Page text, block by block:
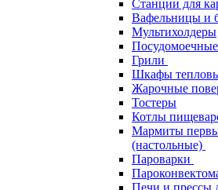
Станции для
Вафельницы и
Мультихолдеры
Грили
Шкафы
Жарочные
Тостеры
Котлы
Мармиты
(настольные)
Пароварки
Печи и прессы